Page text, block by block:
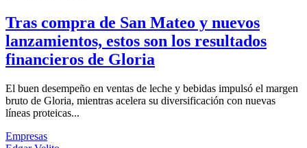
Tras compra de San Mateo y nuevos
lanzamientos, estos son los resultados
financieros de Gloria
El buen desempeño en ventas de leche y bebidas impulsó el margen
bruto de Gloria, mientras acelera su diversificación con nuevas
líneas proteicas...
Empresas